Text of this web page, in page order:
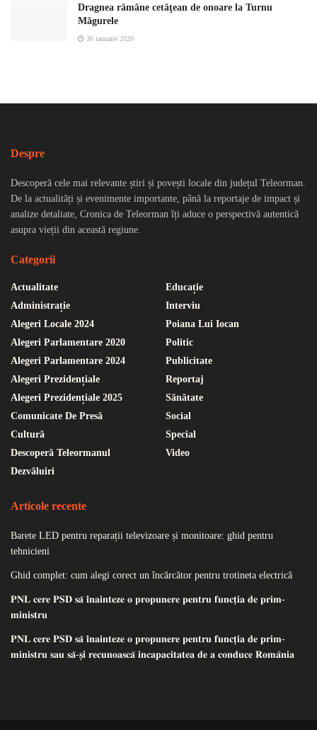
Dragnea rămâne cetăţean de onoare la Turnu
Măgurele
30 ianuarie 2020
Despre
Descoperă cele mai relevante știri și povești locale din județul Teleorman.
De la actualități și evenimente importante, până la reportaje de impact și
analize detaliate, Cronica de Teleorman îți aduce o perspectivă autentică
asupra vieții din această regiune.
Categorii
Actualitate
Administrație
Alegeri Locale 2024
Alegeri Parlamentare 2020
Alegeri Parlamentare 2024
Alegeri Prezidențiale
Alegeri Prezidențiale 2025
Comunicate De Presă
Cultură
Descoperă Teleormanul
Dezvăluiri
Educație
Interviu
Poiana Lui Iocan
Politic
Publicitate
Reportaj
Sănătate
Social
Special
Video
Articole recente
Barete LED pentru reparații televizoare și monitoare: ghid pentru
tehnicieni
Ghid complet: cum alegi corect un încărcător pentru trotineta electrică
𝐏𝐍𝐋 𝐜𝐞𝐫𝐞 𝐏𝐒𝐃 𝐬𝐚̆ 𝐢̂𝐧𝐚𝐢𝐧𝐭𝐞𝐳𝐞 𝐨 𝐩𝐫𝐨𝐩𝐮𝐧𝐞𝐫𝐞 𝐩𝐞𝐧𝐭𝐫𝐮 𝐟𝐮𝐧𝐜𝐭̦𝐢𝐚 𝐝𝐞 𝐩𝐫𝐢𝐦-
𝐦𝐢𝐧𝐢𝐬𝐭𝐫𝐮
𝐏𝐍𝐋 𝐜𝐞𝐫𝐞 𝐏𝐒𝐃 𝐬𝐚̆ 𝐢̂𝐧𝐚𝐢𝐧𝐭𝐞𝐳𝐞 𝐨 𝐩𝐫𝐨𝐩𝐮𝐧𝐞𝐫𝐞 𝐩𝐞𝐧𝐭𝐫𝐮 𝐟𝐮𝐧𝐜𝐭̦𝐢𝐚 𝐝𝐞 𝐩𝐫𝐢𝐦-
𝐦𝐢𝐧𝐢𝐬𝐭𝐫𝐮 𝐬𝐚𝐮 𝐬𝐚̆-𝐬̦𝐢 𝐫𝐞𝐜𝐮𝐧𝐨𝐚𝐬𝐜𝐚̆ 𝐢𝐧𝐜𝐚𝐩𝐚𝐜𝐢𝐭𝐚𝐭𝐞𝐚 𝐝𝐞 𝐚 𝐜𝐨𝐧𝐝𝐮𝐜𝐞 𝐑𝐨𝐦𝐚̂𝐧𝐢𝐚